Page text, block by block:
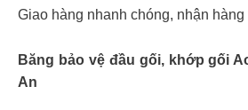
Giao hàng nhanh chóng, nhận
Băng bảo vệ đầu gối, khớp gối
An